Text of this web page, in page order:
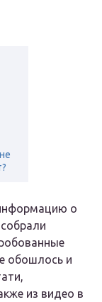
о
обошлось и
из видео в